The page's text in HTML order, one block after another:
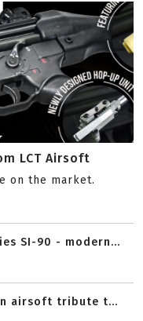
LCT Airsoft
on the market.
SI-90 - modern...
airsoft tribute t...